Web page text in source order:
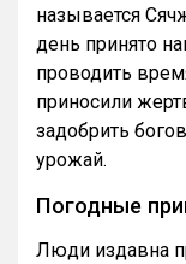
называется
день принято
проводить
приносили
задобрить
урожай.
Погодные
Люди издавна